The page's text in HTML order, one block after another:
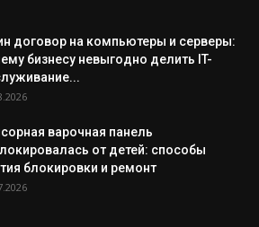
договор на компьютеры и серверы:
бизнесу невыгодно делить IT-
варочная панель
от детей: способы
блокировки и ремонт